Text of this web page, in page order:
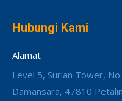
Hubungi Kami
Alamat
Level 5, Surian Tower,
Damansara, 47810